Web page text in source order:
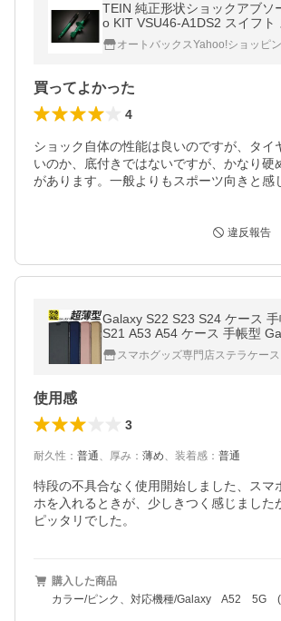
TEIN 純正形状ショックアブソ
o KIT VSU46-A1DS2 スイフト
ポーツオートバックスYahoo!ショッピ
買ってよかった
4
ショック自体の性能は良いのですが、タイ
いのか、底付きではないですが、かなり硬
があります。一般よりもスポーツ向きと感
違反報告
Galaxy S22 S23 S24 ケース
S21 A53 A54 ケース 手帳型
A22 A52 A51 ケース Galaxy
ケース スマホケース 超薄型
スマホグッズ専門店ステラケース
使用感
3
耐久性 ： 普通、 厚み ： 薄め、 装着感 ： 普通
特段の不具合なく使用開始しました、スマ
ホを入れるときが、少しきつく感じました
ピッタリでした。
購入した商品
カラー/ピンク、対応機種/Galaxy A52 5G